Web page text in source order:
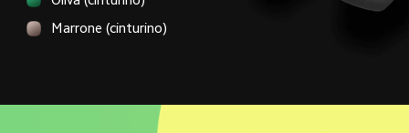
Marrone (cinturino)